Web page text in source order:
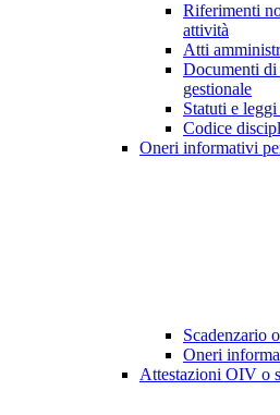
Riferimenti
attività
Atti
Documenti di
gestionale
Statuti e
Codice
Oneri informativi
Scadenzario
Oneri
Attestazioni OIV o